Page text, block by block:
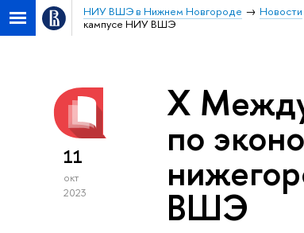
НИУ ВШЭ в Нижнем Новгороде Новости
кампусе НИУ ВШЭ
11
окт
2023
Х
по
ВШЭ